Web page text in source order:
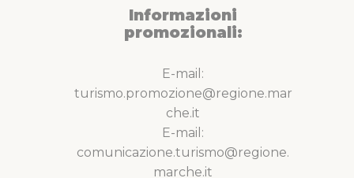
Informazioni
promozionali:
E-mail:
turismo.promozione@regione.mar
che.it
E-mail:
comunicazione.turismo@regione.
marche.it